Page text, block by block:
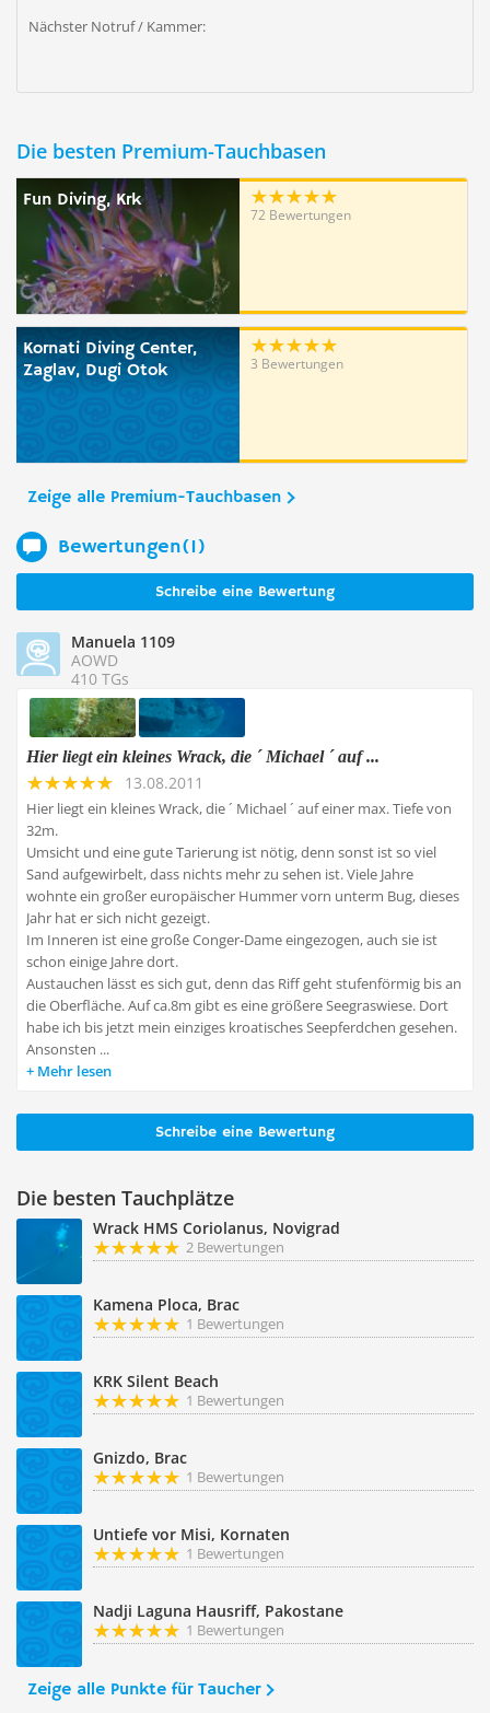
Nächster Notruf / Kammer:
Die besten Premium-Tauchbasen
Fun Diving, Krk
72 Bewertungen
Kornati Diving Center,
Zaglav, Dugi Otok
3 Bewertungen
Zeige alle Premium-Tauchbasen
Bewertungen(1)
Schreibe eine Bewertung
Manuela 1109
AOWD
410 TGs
Hier liegt ein kleines Wrack, die ´ Michael ´ auf ...
13.08.2011
Hier liegt ein kleines Wrack, die ´ Michael ´ auf einer max. Tiefe von
32m.
Umsicht und eine gute Tarierung ist nötig, denn sonst ist so viel
Sand aufgewirbelt, dass nichts mehr zu sehen ist. Viele Jahre
wohnte ein großer europäischer Hummer vorn unterm Bug, dieses
Jahr hat er sich nicht gezeigt.
Im Inneren ist eine große Conger-Dame eingezogen, auch sie ist
schon einige Jahre dort.
Austauchen lässt es sich gut, denn das Riff geht stufenförmig bis an
die Oberfläche. Auf ca.8m gibt es eine größere Seegraswiese. Dort
habe ich bis jetzt mein einziges kroatisches Seepferdchen gesehen.
Ansonsten ...
Mehr lesen
Schreibe eine Bewertung
Die besten Tauchplätze
Wrack HMS Coriolanus, Novigrad
2 Bewertungen
Kamena Ploca, Brac
1 Bewertungen
KRK Silent Beach
1 Bewertungen
Gnizdo, Brac
1 Bewertungen
Untiefe vor Misi, Kornaten
1 Bewertungen
Nadji Laguna Hausriff, Pakostane
1 Bewertungen
Zeige alle Punkte für Taucher